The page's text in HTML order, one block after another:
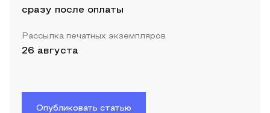
сразу после оплаты
Рассылка печатных экземпляров
26 августа
Опубликовать статью